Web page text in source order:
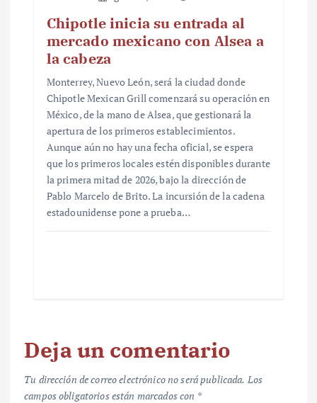
Chipotle inicia su entrada al
mercado mexicano con Alsea a
la cabeza
Monterrey, Nuevo León, será la ciudad donde
Chipotle Mexican Grill comenzará su operación en
México, de la mano de Alsea, que gestionará la
apertura de los primeros establecimientos.
Aunque aún no hay una fecha oficial, se espera
que los primeros locales estén disponibles durante
la primera mitad de 2026, bajo la dirección de
Pablo Marcelo de Brito. La incursión de la cadena
estadounidense pone a prueba…
Deja un comentario
Tu dirección de correo electrónico no será publicada. Los
campos obligatorios están marcados con *